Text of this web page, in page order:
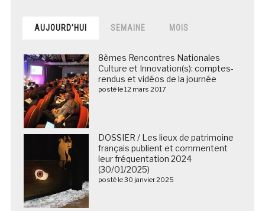
AUJOURD’HUI SEMAINE MOIS
8èmes Rencontres Nationales
Culture et Innovation(s): comptes-
rendus et vidéos de la journée
posté le 12 mars 2017
DOSSIER / Les lieux de patrimoine
français publient et commentent
leur fréquentation 2024
(30/01/2025)
posté le 30 janvier 2025